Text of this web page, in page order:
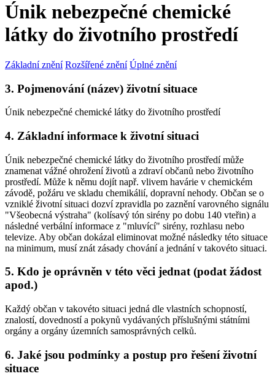
Únik nebezpečné chemické
látky do životního prostředí
Základní znění Rozšířené znění Úplné znění
3. Pojmenování (název) životní situace
Únik nebezpečné chemické látky do životního prostředí
4. Základní informace k životní situaci
Únik nebezpečné chemické látky do životního prostředí může
znamenat vážné ohrožení životů a zdraví občanů nebo životního
prostředí. Může k němu dojít např. vlivem havárie v chemickém
závodě, požáru ve skladu chemikálií, dopravní nehody. Občan se o
vzniklé životní situaci dozví zpravidla po zaznění varovného signálu
"Všeobecná výstraha" (kolísavý tón sirény po dobu 140 vteřin) a
následné verbální informace z "mluvící" sirény, rozhlasu nebo
televize. Aby občan dokázal eliminovat možné následky této situace
na minimum, musí znát zásady chování a jednání v takovéto situaci.
5. Kdo je oprávněn v této věci jednat (podat žádost
apod.)
Každý občan v takovéto situaci jedná dle vlastních schopností,
znalostí, dovedností a pokynů vydávaných příslušnými státními
orgány a orgány územních samosprávných celků.
6. Jaké jsou podmínky a postup pro řešení životní
situace